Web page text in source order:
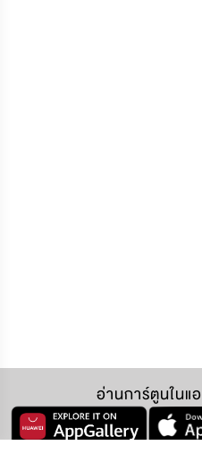
อ่านการ์ตูนในแ